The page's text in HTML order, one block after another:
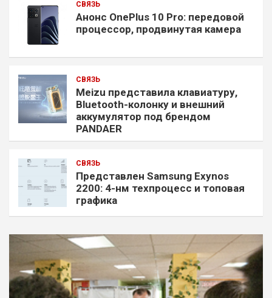
СВЯЗЬ
Анонс OnePlus 10 Pro: передовой
процессор, продвинутая камера
СВЯЗЬ
Meizu представила клавиатуру,
Bluetooth-колонку и внешний
аккумулятор под брендом
PANDAER
СВЯЗЬ
Представлен Samsung Exynos
2200: 4-нм техпроцесс и топовая
графика